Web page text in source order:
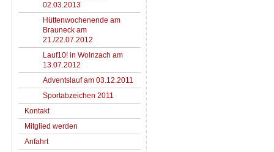
02.03.2013
Hüttenwochenende am
Brauneck am
21./22.07.2012
Lauf10! in Wolnzach am
13.07.2012
Adventslauf am 03.12.2011
Sportabzeichen 2011
Kontakt
Mitglied werden
Anfahrt